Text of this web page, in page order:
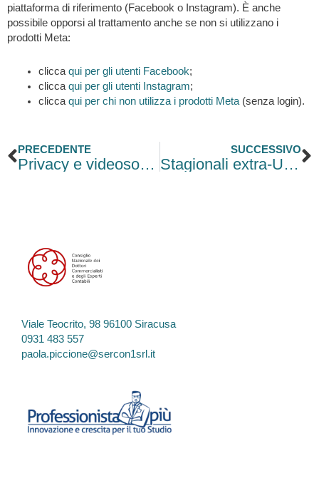
piattaforma di riferimento (Facebook o Instagram). È anche
possibile opporsi al trattamento anche se non si utilizzano i
prodotti Meta:
clicca qui per gli utenti Facebook;
clicca qui per gli utenti Instagram;
clicca qui per chi non utilizza i prodotti Meta(senza login).
Precedente
PRECEDENTE
Privacy e videosorveglianza
SUCCESSIVO
Stagionali extra-UE: ammesso il lavoro stabile in attesa di permesso
Viale Teocrito, 98 96100 Siracusa
0931 483 557
paola.piccione@sercon1srl.it